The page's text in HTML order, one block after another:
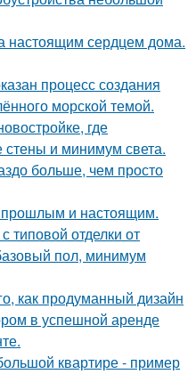
настоящим сердцем дома.
процесс создания
морской темой.
где
и минимум света.
больше, чем просто
прошлым и настоящим.
типовой отделки от
пол, минимум
как продуманный дизайн
в успешной аренде
квартире - пример